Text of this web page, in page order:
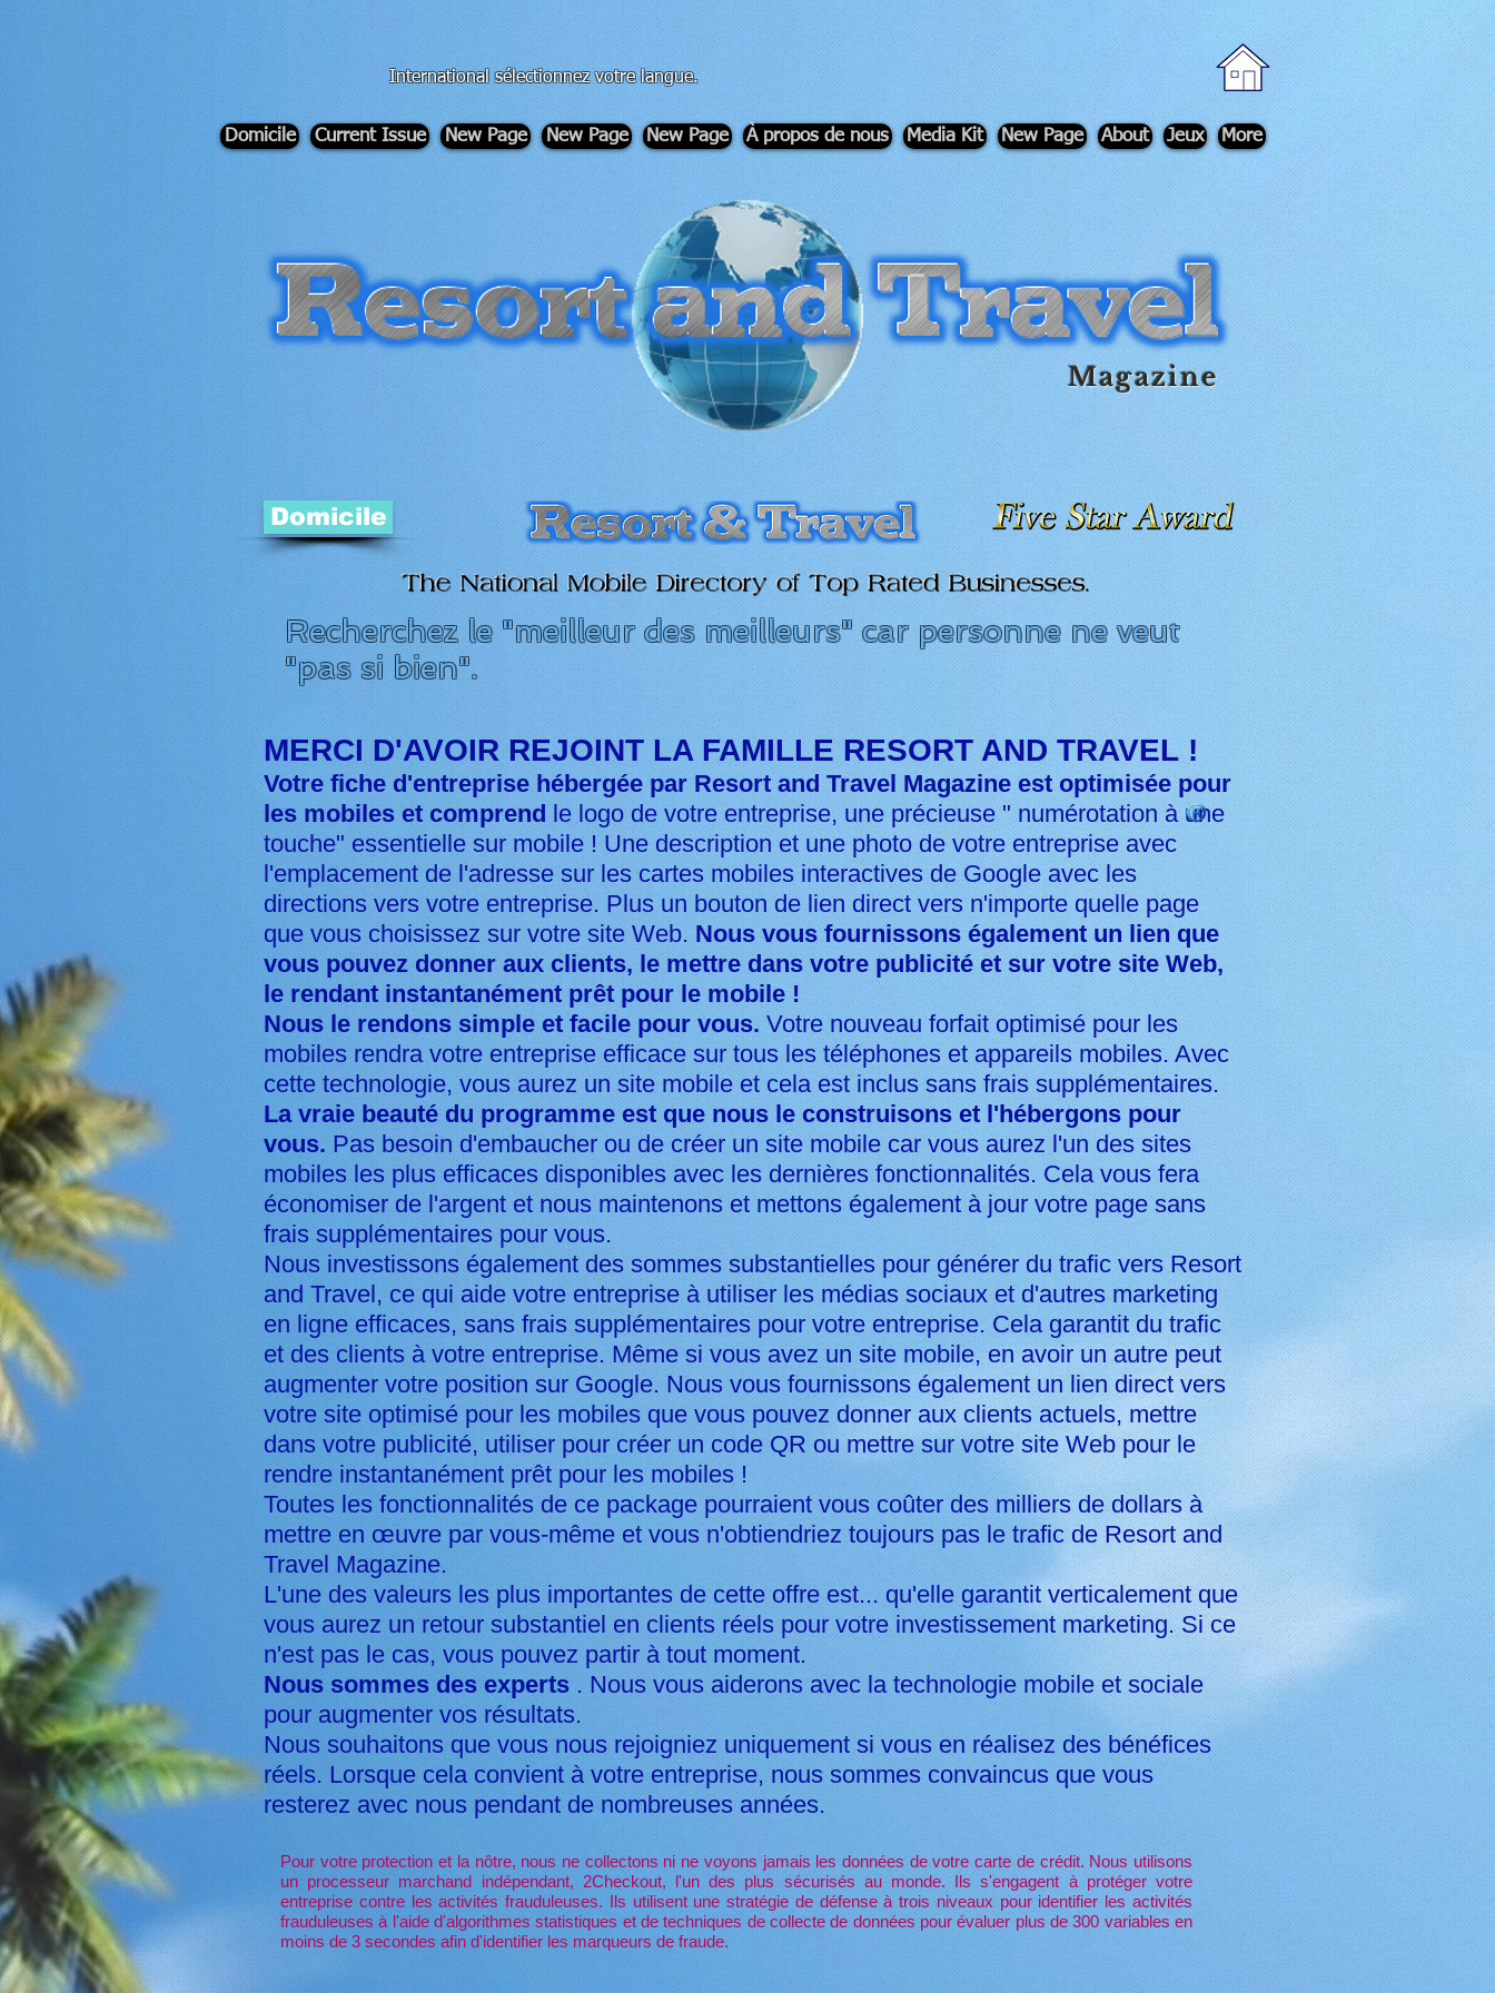
div id="myCodeElement"> div id="myCodeElement">
International sélectionnez votre langue.
Domicile Current Issue New Page New Page New Page À propos de nous Media Kit New Page About Jeux More
-
Magazine
Domicile
Recherchez le "meilleur des meilleurs" car personne ne veut
"pas si bien".
MERCI D'AVOIR REJOINT LA FAMILLE RESORT AND TRAVEL !
Votre fiche d'entreprise hébergée par Resort and Travel Magazine est optimisée pour
les mobiles et comprend le logo de votre entreprise, une précieuse " numérotation à une
touche" essentielle sur mobile ! Une description et une photo de votre entreprise avec
l'emplacement de l'adresse sur les cartes mobiles interactives de Google avec les
directions vers votre entreprise. Plus un bouton de lien direct vers n'importe quelle page
que vous choisissez sur votre site Web. Nous vous fournissons également un lien que
vous pouvez donner aux clients, le mettre dans votre publicité et sur votre site Web,
le rendant instantanément prêt pour le mobile !
Nous le rendons simple et facile pour vous. Votre nouveau forfait optimisé pour les
mobiles rendra votre entreprise efficace sur tous les téléphones et appareils mobiles. Avec
cette technologie, vous aurez un site mobile et cela est inclus sans frais supplémentaires.
La vraie beauté du programme est que nous le construisons et l'hébergons pour
vous.Pas besoin d'embaucher ou de créer un site mobile car vous aurez l'un des sites
mobiles les plus efficaces disponibles avec les dernières fonctionnalités. Cela vous fera
économiser de l'argent et nous maintenons et mettons également à jour votre page sans
frais supplémentaires pour vous.
Nous investissons également des sommes substantielles pour générer du trafic vers Resort
and Travel, ce qui aide votre entreprise à utiliser les médias sociaux et d'autres marketing
en ligne efficaces, sans frais supplémentaires pour votre entreprise. Cela garantit du trafic
et des clients à votre entreprise. Même si vous avez un site mobile, en avoir un autre peut
augmenter votre position sur Google. Nous vous fournissons également un lien direct vers
votre site optimisé pour les mobiles que vous pouvez donner aux clients actuels, mettre
dans votre publicité, utiliser pour créer un code QR ou mettre sur votre site Web pour le
rendre instantanément prêt pour les mobiles !
Toutes les fonctionnalités de ce package pourraient vous coûter des milliers de dollars à
mettre en œuvre par vous-même et vous n'obtiendriez toujours pas le trafic de Resort and
Travel Magazine.
L'une des valeurs les plus importantes de cette offre est... qu'elle garantit verticalement que
vous aurez un retour substantiel en clients réels pour votre investissement marketing. Si ce
n'est pas le cas, vous pouvez partir à tout moment.
Nous sommes des experts. Nous vous aiderons avec la technologie mobile et sociale
pour augmenter vos résultats.
Nous souhaitons que vous nous rejoigniez uniquement si vous en réalisez des bénéfices
réels. Lorsque cela convient à votre entreprise, nous sommes convaincus que vous
resterez avec nous pendant de nombreuses années.
Pour votre protection et la nôtre, nous ne collectons ni ne voyons jamais les données de votre carte de crédit. Nous utilisons
un processeur marchand indépendant, 2Checkout, l'un des plus sécurisés au monde. Ils s'engagent à protéger votre
entreprise contre les activités frauduleuses. Ils utilisent une stratégie de défense à trois niveaux pour identifier les activités
frauduleuses à l'aide d'algorithmes statistiques et de techniques de collecte de données pour évaluer plus de 300 variables en
moins de 3 secondes afin d'identifier les marqueurs de fraude.